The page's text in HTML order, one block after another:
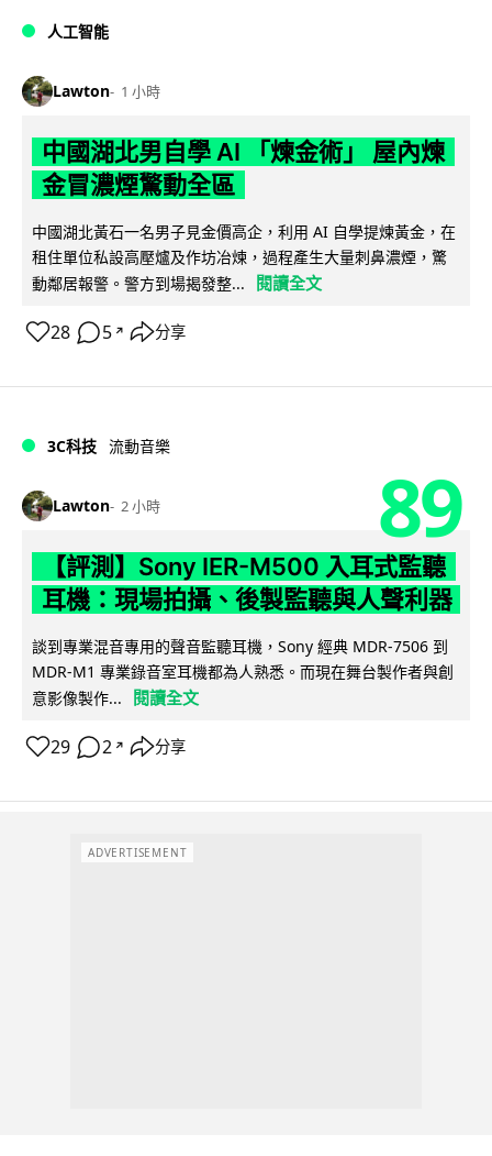
人工智能
Lawton 1 小時
中國湖北男自學 AI 「煉金術」 屋內煉
金冒濃煙驚動全區
中國湖北黃石一名男子見金價高企，利用 AI 自學提煉黃金，在
租住單位私設高壓爐及作坊冶煉，過程產生大量刺鼻濃煙，驚
動鄰居報警。警方到場揭發整...
閱讀全文
28 5 ↗ 分享
3C科技 流動音樂
Lawton 2 小時 89
【評測】Sony IER-M500 入耳式監聽
耳機：現場拍攝、後製監聽與人聲利器
談到專業混音專用的聲音監聽耳機，Sony 經典 MDR-7506 到
MDR-M1 專業錄音室耳機都為人熟悉。而現在舞台製作者與創
意影像製作...
閱讀全文
29 2 ↗ 分享
ADVERTISEMENT